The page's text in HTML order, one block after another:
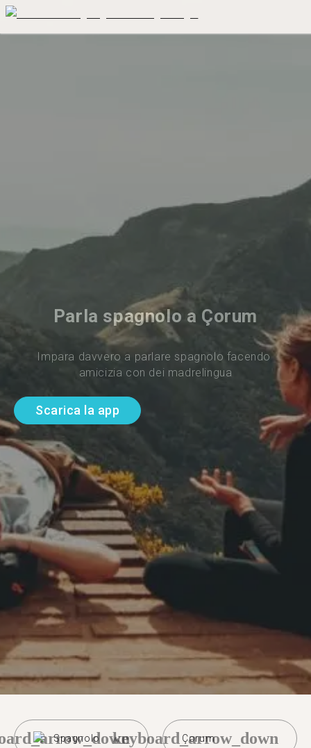
Parla spagnolo a Çorum
Impara davvero a parlare spagnolo facendo
amicizia con dei madrelingua
Scarica la app
Spagnolo Çorum
keyboard_arrow_down